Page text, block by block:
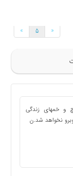
» 5 «
و خمهای زندگی
نخواهد شد.ن